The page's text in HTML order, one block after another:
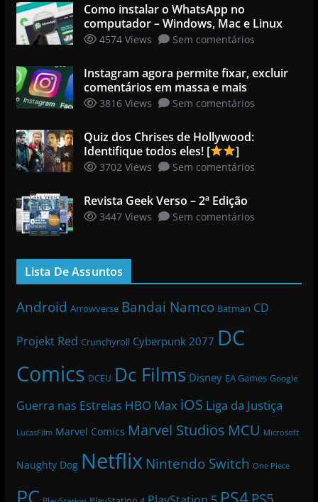
Como instalar o WhatsApp no
computador – Windows, Mac e Linux
4574 Views Sem comentários
Instagram agora permite fixar, excluir
comentários em massa e mais
3816 Views Sem comentários
Quiz dos Chrises de Hollywood:
Identifique todos eles! [
]
3702 Views Sem comentários
Revista Geek Verso – 2ª Edição
3447 Views Sem comentários
Lista De Assuntos
Android Arrowverse Bandai Namco Batman CD
Projekt Red Crunchyroll Cyberpunk 2077 DC
Comics DCEU Dc Films Disney EA Games Google
Guerra nas Estrelas HBO Max iOS Liga da Justiça
LucasFilm Marvel Comics Marvel Studios MCU Microsoft
Naughty Dog Netflix Nintendo Switch One Piece
PC PS4